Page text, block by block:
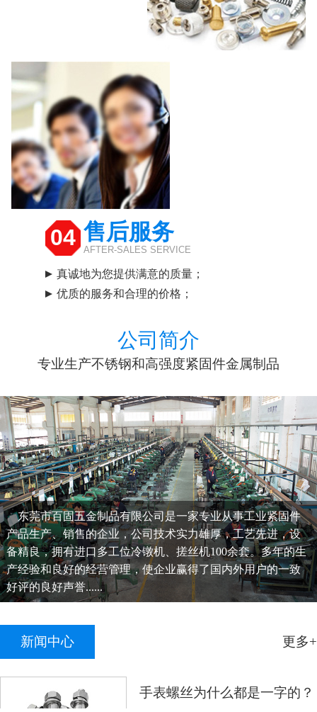
04 售后服务
AFTER-SALES SERVICE
真诚地为您提供满意的质量；
优质的服务和合理的价格；
公司简介
专业生产不锈钢和高强度紧固件金属制品
东莞市百固五金制品有限公司是一家专业从事工业紧固件
产品生产、销售的企业，公司技术实力雄厚，工艺先进，设
备精良，拥有进口多工位冷镦机、搓丝机100余套。多年的生
产经验和良好的经营管理，使企业赢得了国内外用户的一致
好评的良好声誉......
新闻中心 更多+
手表螺丝为什么都是一字的？